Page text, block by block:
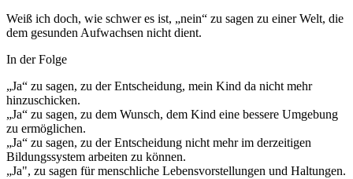
Weiß ich doch, wie schwer es ist, „nein“ zu sagen zu einer Welt, die
dem gesunden Aufwachsen nicht dient.
In der Folge
„Ja“ zu sagen, zu der Entscheidung, mein Kind da nicht mehr
hinzuschicken.
„Ja“ zu sagen, zu dem Wunsch, dem Kind eine bessere Umgebung
zu ermöglichen.
„Ja“ zu sagen, zu der Entscheidung nicht mehr im derzeitigen
Bildungssystem arbeiten zu können.
„Ja", zu sagen für menschliche Lebensvorstellungen und Haltungen.